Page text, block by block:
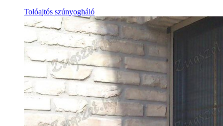
Tolóajtós szúnyogháló